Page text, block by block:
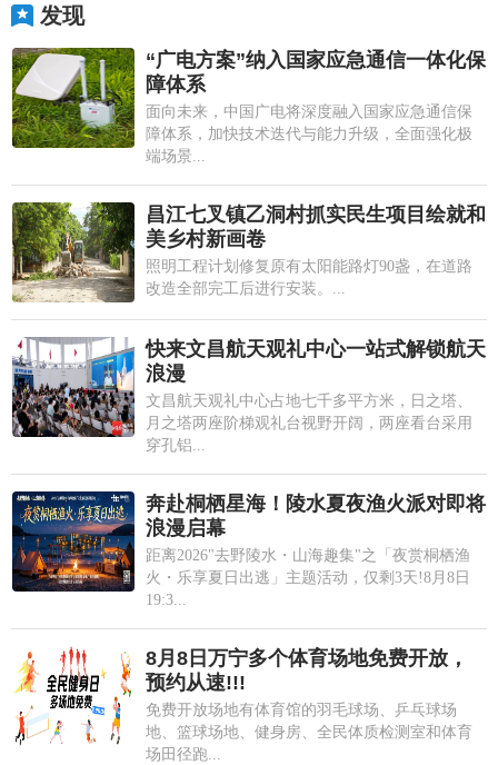
发现
“广电方案”纳入国家应急通信一体化保
障体系
面向未来，中国广电将深度融入国家应急通信保
障体系，加快技术迭代与能力升级，全面强化极
端场景...
昌江七叉镇乙洞村抓实民生项目绘就和
美乡村新画卷
照明工程计划修复原有太阳能路灯90盏，在道路
改造全部完工后进行安装。...
快来文昌航天观礼中心一站式解锁航天
浪漫
文昌航天观礼中心占地七千多平方米，日之塔、
月之塔两座阶梯观礼台视野开阔，两座看台采用
穿孔铝...
奔赴桐栖星海！陵水夏夜渔火派对即将
浪漫启幕
距离2026"去野陵水・山海趣集"之「夜赏桐栖渔
火・乐享夏日出逃」主题活动，仅剩3天!8月8日
19:3...
8月8日万宁多个体育场地免费开放，
预约从速!!!
免费开放场地有体育馆的羽毛球场、乒乓球场
地、篮球场地、健身房、全民体质检测室和体育
场田径跑...